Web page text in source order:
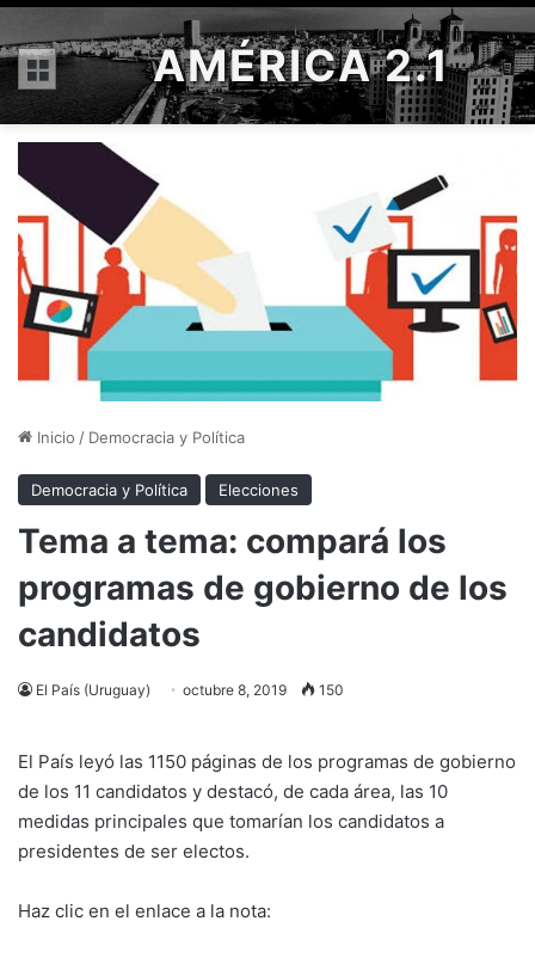
Menú AMÉRICA 2.1
Inicio / Democracia y Política
Democracia y Política Elecciones
Tema a tema: compará los
programas de gobierno de los
candidatos
El País (Uruguay) octubre 8, 2019 150
El País leyó las 1150 páginas de los programas de gobierno
de los 11 candidatos y destacó, de cada área, las 10
medidas principales que tomarían los candidatos a
presidentes de ser electos.
Haz clic en el enlace a la nota: